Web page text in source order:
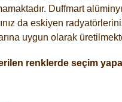
Duffmart
da eskiyen
uygun olarak
renklerde seçim